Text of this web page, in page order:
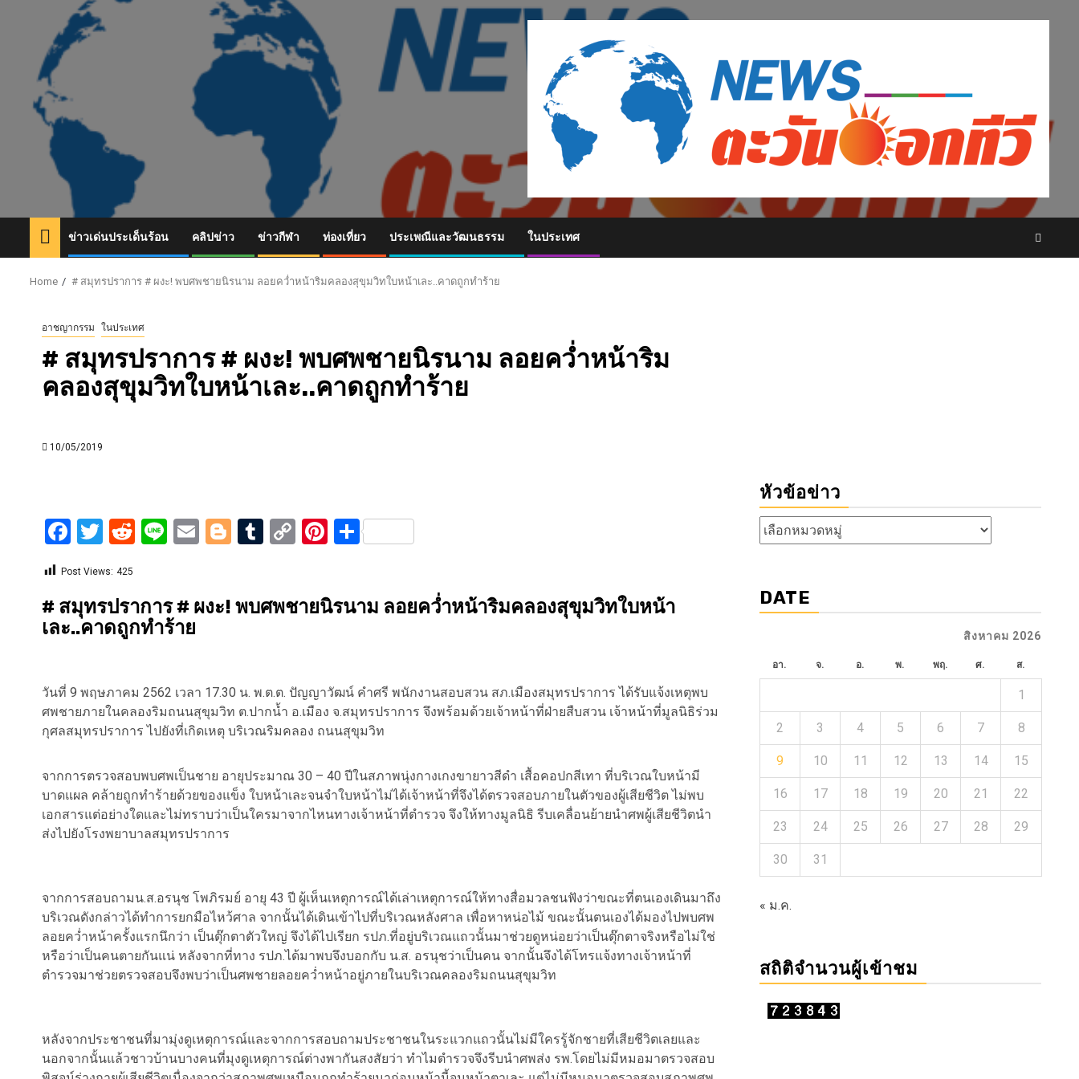
ข่าวเด่นประเด็นร้อน คลิปข่าว ข่าวกีฬา ท่องเที่ยว ประเพณีและวัฒนธรรม ในประเทศ
Home # สมุทรปราการ # ผงะ! พบศพชายนิรนาม ลอยคว่ำหน้าริมคลองสุขุมวิทใบหน้าเละ..คาดถูกทำร้าย
อาชญากรรม ในประเทศ
# สมุทรปราการ # ผงะ! พบศพชายนิรนาม ลอยคว่ำหน้าริม
คลองสุขุมวิทใบหน้าเละ..คาดถูกทำร้าย
10/05/2019
Facebook
Twitter
Reddit
LineEmailBlogger
Tumblr
CopyPinterest
Share
Post Views: 425
# สมุทรปราการ # ผงะ! พบศพชายนิรนาม ลอยคว่ำหน้าริมคลองสุขุมวิทใบหน้า
เละ..คาดถูกทำร้าย
วันที่ 9 พฤษภาคม 2562 เวลา 17.30 น. พ.ต.ต. ปัญญาวัฒน์ คำศรี พนักงานสอบสวน สภ.เมืองสมุทรปราการ ได้รับแจ้งเหตุพบ
ศพชายภายในคลองริมถนนสุขุมวิท ต.ปากน้ำ อ.เมือง จ.สมุทรปราการ จึงพร้อมด้วยเจ้าหน้าที่ฝ่ายสืบสวน เจ้าหน้าที่มูลนิธิร่วม
กุศลสมุทรปราการ ไปยังที่เกิดเหตุ บริเวณริมคลอง ถนนสุขุมวิท
จากการตรวจสอบพบศพเป็นชาย อายุประมาณ 30 – 40 ปีในสภาพนุ่งกางเกงขายาวสีดำ เสื้อคอปกสีเทา ที่บริเวณใบหน้ามี
บาดแผล คล้ายถูกทำร้ายด้วยของแข็ง ใบหน้าเละจนจำใบหน้าไม่ได้เจ้าหน้าที่จึงได้ตรวจสอบภายในตัวของผู้เสียชีวิต ไม่พบ
เอกสารแต่อย่างใดและไม่ทราบว่าเป็นใครมาจากไหนทางเจ้าหน้าที่ตำรวจ จึงให้ทางมูลนิธิ รีบเคลื่อนย้ายนำศพผู้เสียชีวิตนำ
ส่งไปยังโรงพยาบาลสมุทรปราการ
จากการสอบถามน.ส.อรนุช โพภิรมย์ อายุ 43 ปี ผู้เห็นเหตุการณ์ได้เล่าเหตุการณ์ให้ทางสื่อมวลชนฟังว่าขณะที่ตนเองเดินมาถึง
บริเวณดังกล่าวได้ทำการยกมือไหว้ศาล จากนั้นได้เดินเข้าไปที่บริเวณหลังศาล เพื่อหาหน่อไม้ ขณะนั้นตนเองได้มองไปพบศพ
ลอยคว่ำหน้าครั้งแรกนึกว่า เป็นตุ๊กตาตัวใหญ่ จึงได้ไปเรียก รปภ.ที่อยู่บริเวณแถวนั้นมาช่วยดูหน่อยว่าเป็นตุ๊กตาจริงหรือไม่ใช่
หรือว่าเป็นคนตายกันแน่ หลังจากที่ทาง รปภ.ได้มาพบจึงบอกกับ น.ส. อรนุชว่าเป็นคน จากนั้นจึงได้โทรแจ้งทางเจ้าหน้าที่
ตำรวจมาช่วยตรวจสอบจึงพบว่าเป็นศพชายลอยคว่ำหน้าอยู่ภายในบริเวณคลองริมถนนสุขุมวิท
หลังจากประชาชนที่มามุ่งดูเหตุการณ์และจากการสอบถามประชาชนในระแวกแถวนั้นไม่มีใครรู้จักชายที่เสียชีวิตเลยและ
นอกจากนั้นแล้วชาวบ้านบางคนที่มุงดูเหตุการณ์ต่างพากันสงสัยว่า ทำไมตำรวจจึงรีบนำศพส่ง รพ.โดยไม่มีหมอมาตรวจสอบ
หัวข้อข่าว
หัวข้อ
ข่าว
DATE
สิงหาคม 2026
อา. จ. อ. พ. พฤ. ศ. ส.
1
2 3 4 5 6 7 8
9 10 11 12 13 14 15
16 17 18 19 20 21 22
23 24 25 26 27 28 29
30 31
« ม.ค.
สถิติจำนวนผู้เข้าชม